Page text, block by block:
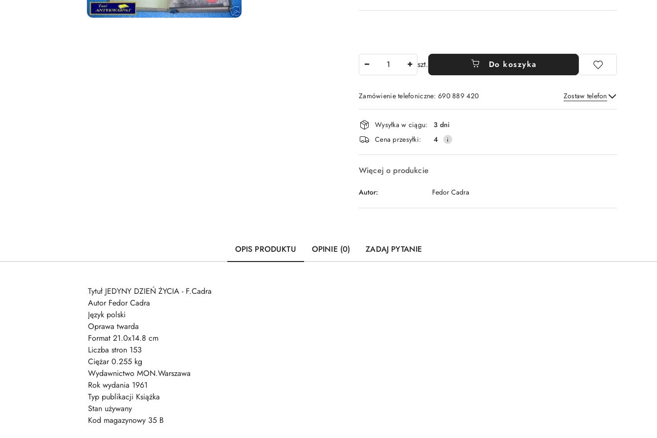
szt. Do koszyka
Zamówienie telefoniczne: 690 889 420 Zostaw telefon
Wyślij
Dostępność
i
dostawa
Wysyłka w ciągu:
3 dni
Cena przesyłki:
4
Więcej o produkcie
Autor: Fedor Cadra
OPIS PRODUKTU OPINIE (0) ZADAJ PYTANIE
Tytuł JEDYNY DZIEŃ ŻYCIA - F.Cadra
Autor Fedor Cadra
Język polski
Oprawa twarda
Format 21.0x14.8 cm
Liczba stron 153
Ciężar 0.255 kg
Wydawnictwo MON.Warszawa
Rok wydania 1961
Typ publikacji Książka
Stan używany
Kod magazynowy 35 B